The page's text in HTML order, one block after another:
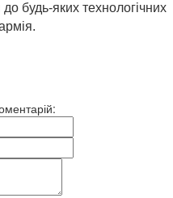
будь-яких технологічних